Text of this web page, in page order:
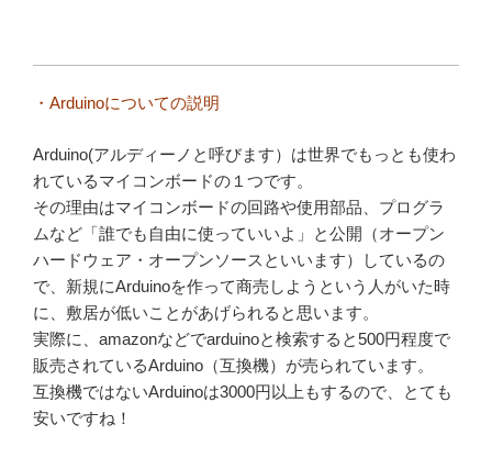
・Arduinoについての説明
Arduino(アルディーノと呼びます）は世界でもっとも使わ
れているマイコンボードの１つです。
その理由はマイコンボードの回路や使用部品、プログラ
ムなど「誰でも自由に使っていいよ」と公開（オープン
ハードウェア・オープンソースといいます）しているの
で、新規にArduinoを作って商売しようという人がいた時
に、敷居が低いことがあげられると思います。
実際に、amazonなどでarduinoと検索すると500円程度で
販売されているArduino（互換機）が売られています。
互換機ではないArduinoは3000円以上もするので、とても
安いですね！